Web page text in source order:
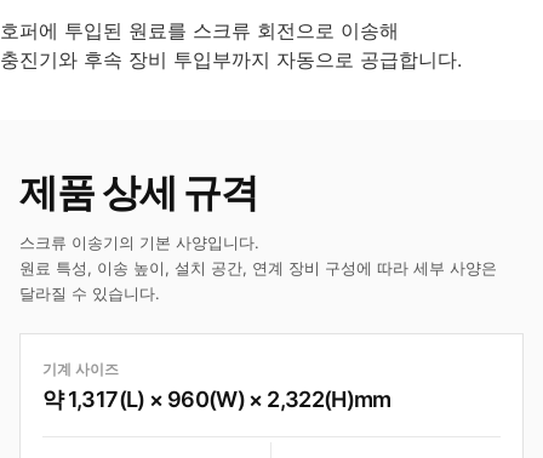
호퍼에 투입된 원료를 스크류 회전으로 이송해
충진기와 후속 장비 투입부까지 자동으로 공급합니다.
제품 상세 규격
스크류 이송기의 기본 사양입니다.
원료 특성, 이송 높이, 설치 공간, 연계 장비 구성에 따라 세부 사양은
달라질 수 있습니다.
기계 사이즈
약 1,317(L) × 960(W) × 2,322(H)mm